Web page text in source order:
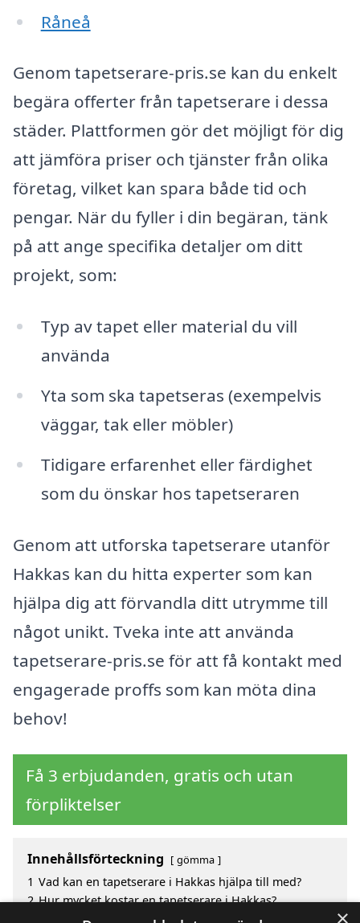
Råneå
Genom tapetserare-pris.se kan du enkelt
begära offerter från tapetserare i dessa
städer. Plattformen gör det möjligt för dig
att jämföra priser och tjänster från olika
företag, vilket kan spara både tid och
pengar. När du fyller i din begäran, tänk
på att ange specifika detaljer om ditt
projekt, som:
Typ av tapet eller material du vill
använda
Yta som ska tapetseras (exempelvis
väggar, tak eller möbler)
Tidigare erfarenhet eller färdighet
som du önskar hos tapetseraren
Genom att utforska tapetserare utanför
Hakkas kan du hitta experter som kan
hjälpa dig att förvandla ditt utrymme till
något unikt. Tveka inte att använda
tapetserare-pris.se för att få kontakt med
engagerade proffs som kan möta dina
behov!
Få 3 erbjudanden, gratis och utan
förpliktelser
Innehållsförteckning gömma
1 Vad kan en tapetserare i Hakkas hjälpa till med?
2 Hur mycket kostar en tapetserare i Hakkas?
Fördelar med att välja tapetserare i Hakkas